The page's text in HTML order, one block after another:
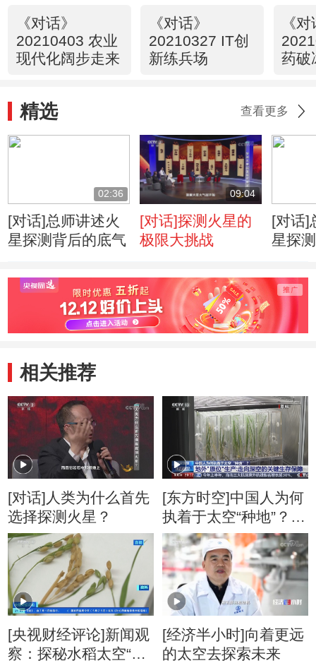
《对话》
20210403 农业
现代化阔步走来
《对话》
20210327 IT创
新练兵场
《
药破
精选 查看更多
02:36
[对话]总师讲述火
星探测背后的底气
09:04
[对话]探测火星的
极限大挑战
[对话]
星探
相关推荐
[对话]人类为什么首先
选择探测火星？
[东方时空]中国人为何
执着于太空“种地”？首
次在轨连续培养两代
水稻实验进展顺利
[央视财经评论]新闻观
察：探秘水稻太空“代
[经济半小时]向着更远
的太空去探索未来